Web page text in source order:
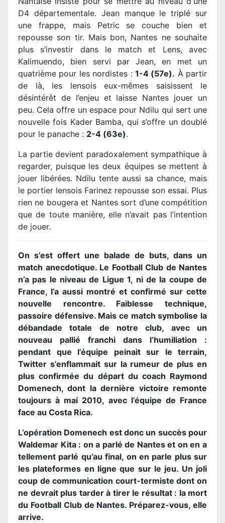
D4 départementale. Jean manque le triplé sur
une frappe, mais Petric se couche bien et
repousse son tir. Mais bon, Nantes ne souhaite
plus s’investir dans le match et Lens, avec
Kalimuendo, bien servi par Jean, en met un
quatrième pour les nordistes : 1-4 (57e). À partir
de là, les lensois eux-mêmes saisissent le
désintérêt de l’enjeu et laisse Nantes jouer un
peu. Cela offre un espace pour Ndilu qui sert une
nouvelle fois Kader Bamba, qui s’offre un doublé
pour le panache : 2-4 (63e).
La partie devient paradoxalement sympathique à
regarder, puisque les deux équipes se mettent à
jouer libérées. Ndilu tente aussi sa chance, mais
le portier lensois Farinez repousse son essai. Plus
rien ne bougera et Nantes sort d’une compétition
que de toute manière, elle n’avait pas l’intention
de jouer.
On s’est offert une balade de buts, dans un
match anecdotique. Le Football Club de Nantes
n’a pas le niveau de Ligue 1, ni de la coupe de
France, l’a aussi montré et confirmé sur cette
nouvelle rencontre. Faiblesse technique,
passoire défensive. Mais ce match symbolise la
débandade totale de notre club, avec un
nouveau pallié franchi dans l’humiliation :
pendant que l’équipe peinait sur le terrain,
Twitter s’enflammait sur la rumeur de plus en
plus confirmée du départ du coach Raymond
Domenech, dont la dernière victoire remonte
toujours à mai 2010, avec l’équipe de France
face au Costa Rica.
L’opération Domenech est donc un succès pour
Waldemar Kita : on a parlé de Nantes et on en a
tellement parlé qu’au final, on en parle plus sur
les plateformes en ligne que sur le jeu. Un joli
coup de communication court-termiste dont on
ne devrait plus tarder à tirer le résultat : la mort
du Football Club de Nantes. Préparez-vous, elle
arrive.